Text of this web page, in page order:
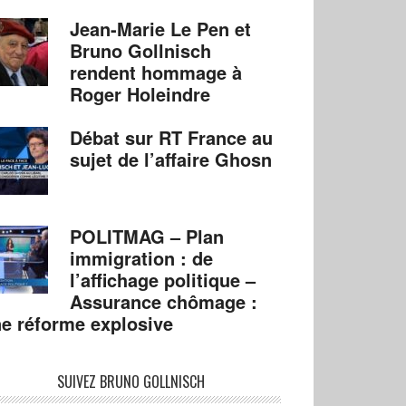
Jean-Marie Le Pen et
Bruno Gollnisch
rendent hommage à
Roger Holeindre
Débat sur RT France au
sujet de l’affaire Ghosn
POLITMAG – Plan
immigration : de
l’affichage politique –
Assurance chômage :
réforme explosive
SUIVEZ BRUNO GOLLNISCH